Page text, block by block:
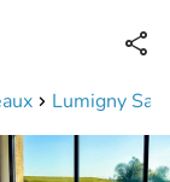
tot 23:00 uur
Lumigny